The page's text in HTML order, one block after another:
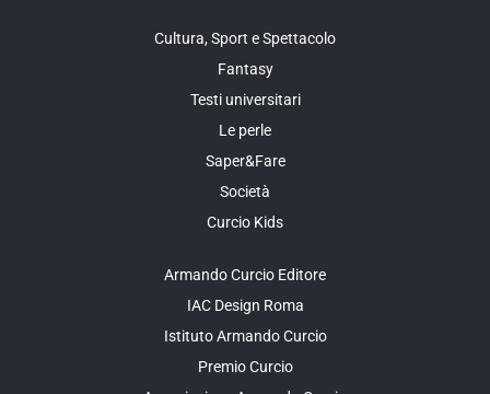
Cultura, Sport e Spettacolo
Fantasy
Testi universitari
Le perle
Saper&Fare
Società
Curcio Kids
Armando Curcio Editore
IAC Design Roma
Istituto Armando Curcio
Premio Curcio